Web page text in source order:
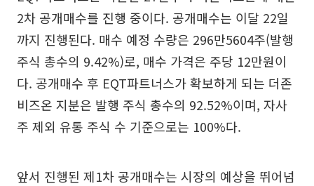
2차 공개매수를 진행 중이다. 공개매수는 이달 22일
까지 진행된다. 매수 예정 수량은 296만5604주(발행
주식 총수의 9.42%)로, 매수 가격은 주당 12만원이
다. 공개매수 후 EQT파트너스가 확보하게 되는 더존
비즈온 지분은 발행 주식 총수의 92.52%이며, 자사
주 제외 유통 주식 수 기준으로는 100%다.
앞서 진행된 제1차 공개매수는 시장의 예상을 뛰어넘